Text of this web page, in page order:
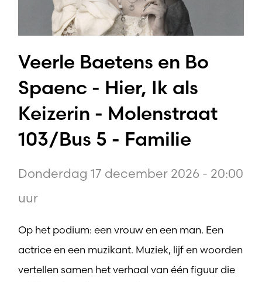
Veerle Baetens en Bo
Spaenc - Hier, Ik als
Keizerin - Molenstraat
103/Bus 5 - Familie
Donderdag 17 december 2026 - 20:00
uur
Op het podium: een vrouw en een man. Een
actrice en een muzikant. Muziek, lijf en woorden
vertellen samen het verhaal van één figuur die